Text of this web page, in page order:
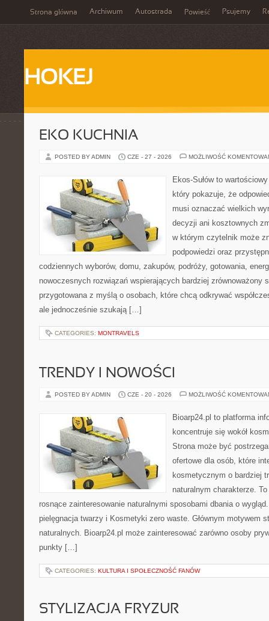
Strona główna Archiwum Autostrada Powieść Psujemy
HOKEJ
EKO KUCHNIA
POSTED BY ADMIN CZE - 27 - 2026 MOŻLIWOŚĆ
Ekos-Sułów to
który pokazuje, że
musi oznaczać wielkich
decyzji ani kosztownych
w którym czytelnik może
podpowiedzi oraz
codziennych wyborów, domu, zakupów, podróży, gotowania,
nowoczesnych rozwiązań wspierających bardziej zrównoważony
przygotowana z myślą o osobach, które chcą odkrywać
ale jednocześnie szukają […]
CATEGORIES: MONTRAVELS
TRENDY I NOWOŚCI
POSTED BY ADMIN CZE - 20 - 2026 MOŻLIWOŚĆ
Bioarp24.pl to platforma
koncentruje się wokół
Strona może być
ofertowe dla osób, które
kosmetycznym o bardziej
naturalnym charakterze.
rosnące zainteresowanie naturalnymi sposobami dbania o
pielęgnacja twarzy i Kosmetyki zero waste. Głównym motywem
naturalnych. Bioarp24.pl może zainteresować zarówno osoby
punkty […]
CATEGORIES: KULTURA I SPOŁECZNOŚĆ FANÓW
STYLIZACJA FRYZUR